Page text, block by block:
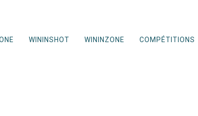
WININSHOT WININZONE COMPÉTITIONS